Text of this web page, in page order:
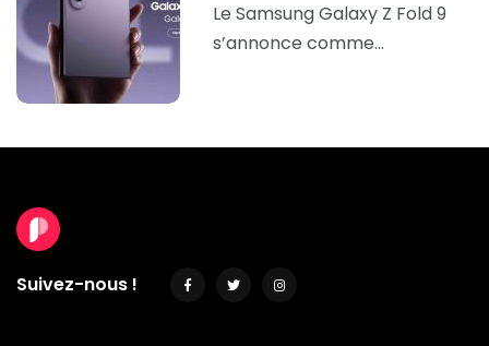
Le Samsung Galaxy Z Fold 9
s’annonce comme…
Suivez-nous !